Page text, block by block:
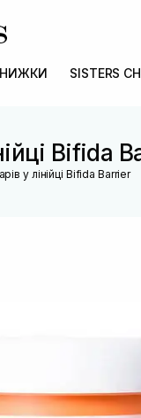
SISTERS
Bifida
у лінійці Bifida Barrier